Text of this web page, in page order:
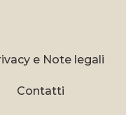
e Note legali
Contatti